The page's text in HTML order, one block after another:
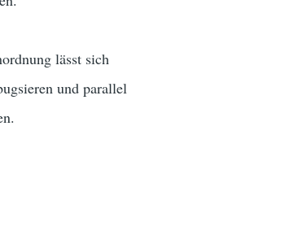
lässt sich
und parallel